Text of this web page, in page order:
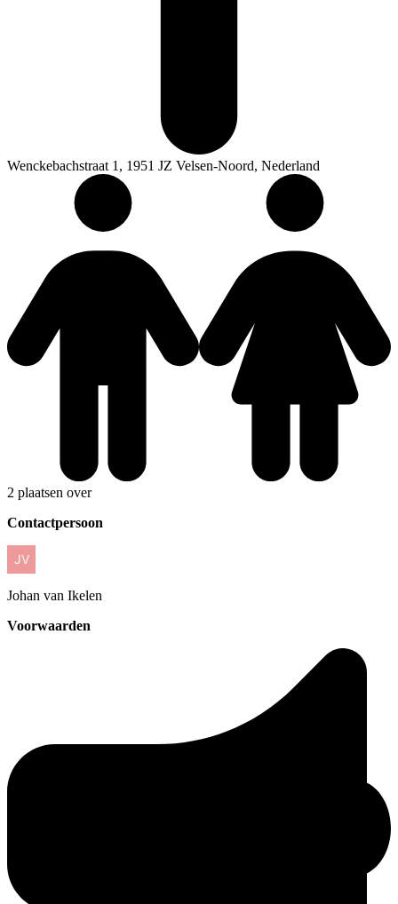
Wenckebachstraat 1, 1951 JZ Velsen-Noord, Nederland
2 plaatsen over
Contactpersoon
Johan van Ikelen
Voorwaarden